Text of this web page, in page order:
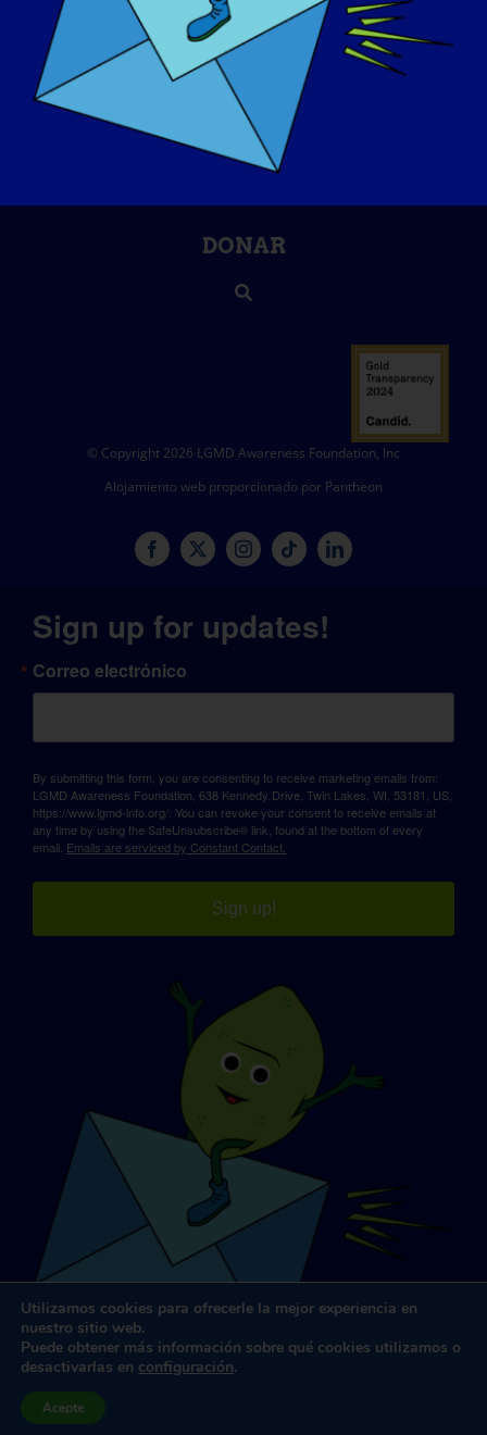
QUIÉNES SOMOS
EVENTOS
PÓNGASE EN CONTACTO CON
DONAR
© Copyright 2026 LGMD Awareness Foundation, Inc
Alojamiento web proporcionado por Pantheon
Sign up for updates!
Correo electrónico
By submitting this form, you are consenting to receive marketing emails from:
LGMD Awareness Foundation, 638 Kennedy Drive, Twin Lakes, WI, 53181, US,
https://www.lgmd-info.org/. You can revoke your consent to receive emails at
any time by using the SafeUnsubscribe® link, found at the bottom of every
email. Emails are serviced by Constant Contact.
Sign up!
Utilizamos cookies para ofrecerle la mejor experiencia en
nuestro sitio web.
Puede obtener más información sobre qué cookies utilizamos o
desactivarlas en configuración.
Acepte